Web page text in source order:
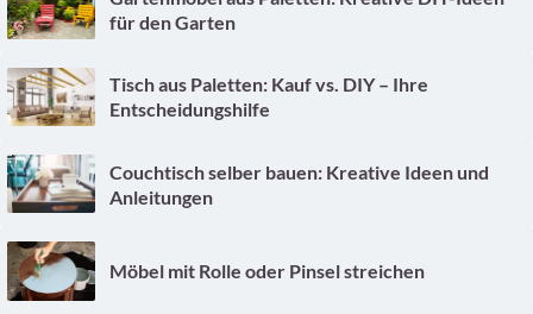
für den Garten
Tisch aus Paletten: Kauf vs. DIY – Ihre
Entscheidungshilfe
Couchtisch selber bauen: Kreative Ideen und
Anleitungen
Möbel mit Rolle oder Pinsel streichen